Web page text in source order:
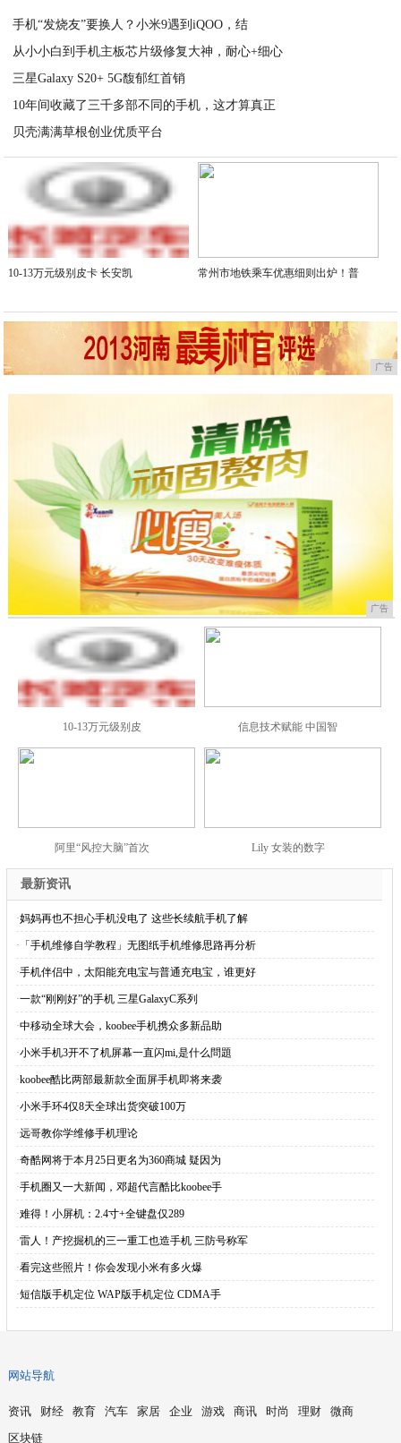
手机“发烧友”要换人？小米9遇到iQOO，结
从小小白到手机主板芯片级修复大神，耐心+细心
三星Galaxy S20+ 5G馥郁红首销
10年间收藏了三千多部不同的手机，这才算真正
贝壳满满草根创业优质平台
2020-06-01
10-13万元级别皮卡 长安凯 常州市地铁乘车优惠细则出炉！普
广告
广告
10-13万元级别皮 信息技术赋能 中国智
阿里“风控大脑”首次 Lily 女装的数字
最新资讯
·妈妈再也不担心手机没电了 这些长续航手机了解
· 「手机维修自学教程」无图纸手机维修思路再分析
·手机伴侣中，太阳能充电宝与普通充电宝，谁更好
·一款“刚刚好”的手机 三星GalaxyC系列
·中移动全球大会，koobee手机携众多新品助
·小米手机3开不了机屏幕一直闪mi,是什么問題
·koobee酷比两部最新款全面屏手机即将来袭
·小米手环4仅8天全球出货突破100万
·远哥教你学维修手机理论
·奇酷网将于本月25日更名为360商城 疑因为
·手机圈又一大新闻，邓超代言酷比koobee手
·难得！小屏机：2.4寸+全键盘仅289
·雷人！产挖掘机的三一重工也造手机 三防号称军
·看完这些照片！你会发现小米有多火爆
·短信版手机定位 WAP版手机定位 CDMA手
网站导航
资讯 财经 教育 汽车 家居 企业 游戏 商讯 时尚 理财
微商
区块链